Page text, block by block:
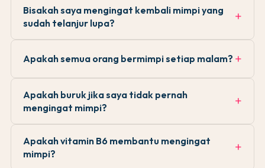
Bisakah saya mengingat kembali mimpi yang
sudah telanjur lupa?
Apakah semua orang bermimpi setiap malam?
Apakah buruk jika saya tidak pernah
mengingat mimpi?
Apakah vitamin B6 membantu mengingat
mimpi?